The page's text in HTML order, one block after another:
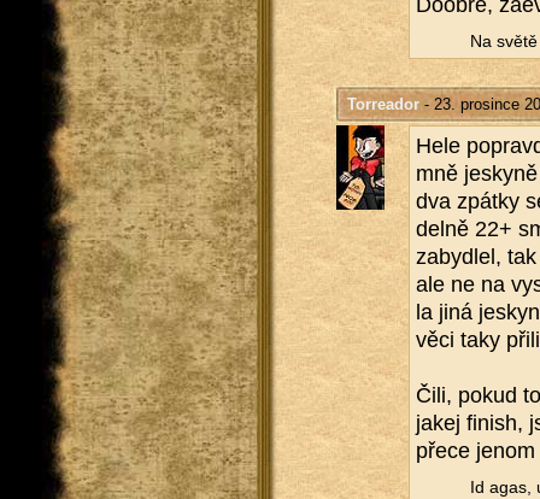
Do­ob­ře,
Na
Torreador- 23. prosince
Hele
mně
dva zpát­ky
del­ně 22+
za­byd­lel,
ale ne na
la jiná
věci taky
Čili, pokud
ja­kej fi­nish,
přece
Id agas,